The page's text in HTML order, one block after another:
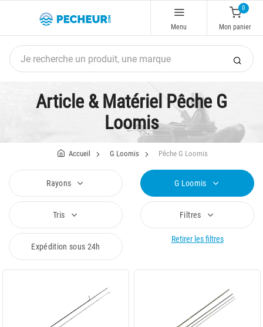
Menu
0
Mon panier
Article & Matériel Pêche G
Loomis
Accueil G Loomis Pêche G Loomis
Rayons G Loomis
Tris Filtres
Expédition sous 24h
Retirer les filtres